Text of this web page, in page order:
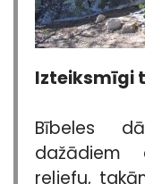
Izteiksmīgi
Bībeles
dažādiem
reljefu,